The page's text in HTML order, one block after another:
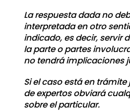
La respuesta dada no
interpretada en otro
indicado, es decir, servir
la parte o partes
no tendrá implicaciones
Si el caso está en trámite
de expertos obviará
sobre el particular.